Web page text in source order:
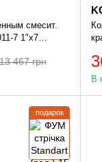
смесит.
7 1"х7
13 467 грн
В
подарок